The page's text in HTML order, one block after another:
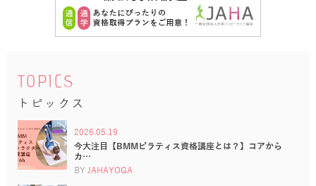
TOPICS
トピックス
2026.05.19
今大注目【BMMピラティス資格講座とは？】コアから
カ…
BY JAHAYOGA